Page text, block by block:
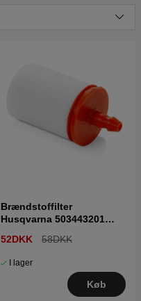
Brændstoffilter
Husqvarna 503443201
52DKK 58DKK
I lager
Køb